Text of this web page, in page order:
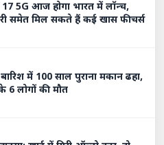
5G आज होगा भारत में लॉन्च,
समेत मिल सकते हैं कई खास फीचर्स
बारिश में 100 साल पुराना मकान ढहा,
6 लोगों की मौत